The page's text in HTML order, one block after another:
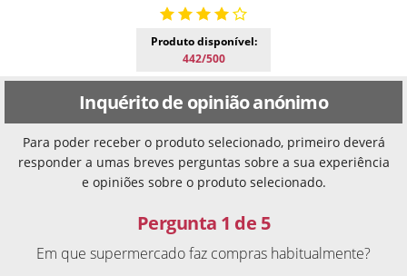
Produto disponível:
442/500
Inquérito de opinião anónimo
Para poder receber o produto selecionado, primeiro deverá
responder a umas breves perguntas sobre a sua experiência
e opiniões sobre o produto selecionado.
Pergunta 1 de 5
Em que supermercado faz compras habitualmente?